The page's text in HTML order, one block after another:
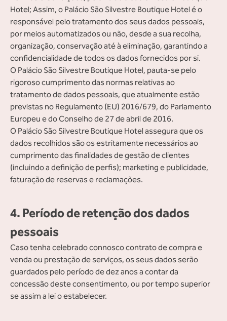
Hotel; Assim, o Palácio São Silvestre Boutique Hotel é o
responsável pelo tratamento dos seus dados pessoais,
por meios automatizados ou não, desde a sua recolha,
organização, conservação até à eliminação, garantindo a
confidencialidade de todos os dados fornecidos por si.
O Palácio São Silvestre Boutique Hotel, pauta-se pelo
rigoroso cumprimento das normas relativas ao
tratamento de dados pessoais, que atualmente estão
previstas no Regulamento (EU) 2016/679, do Parlamento
Europeu e do Conselho de 27 de abril de 2016.
O Palácio São Silvestre Boutique Hotel assegura que os
dados recolhidos são os estritamente necessários ao
cumprimento das finalidades de gestão de clientes
(incluindo a definição de perfis); marketing e publicidade,
faturação de reservas e reclamações.
4. Período de retenção dos dados
pessoais
Caso tenha celebrado connosco contrato de compra e
venda ou prestação de serviços, os seus dados serão
guardados pelo período de dez anos a contar da
concessão deste consentimento, ou por tempo superior
se assim a lei o estabelecer.